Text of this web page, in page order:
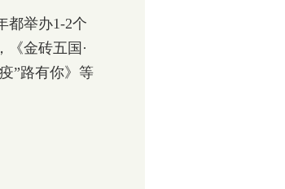
举办1-2个
《金砖五国·
”路有你》等